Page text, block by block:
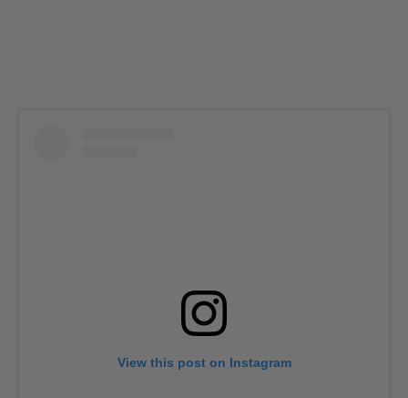
View this post on Instagram